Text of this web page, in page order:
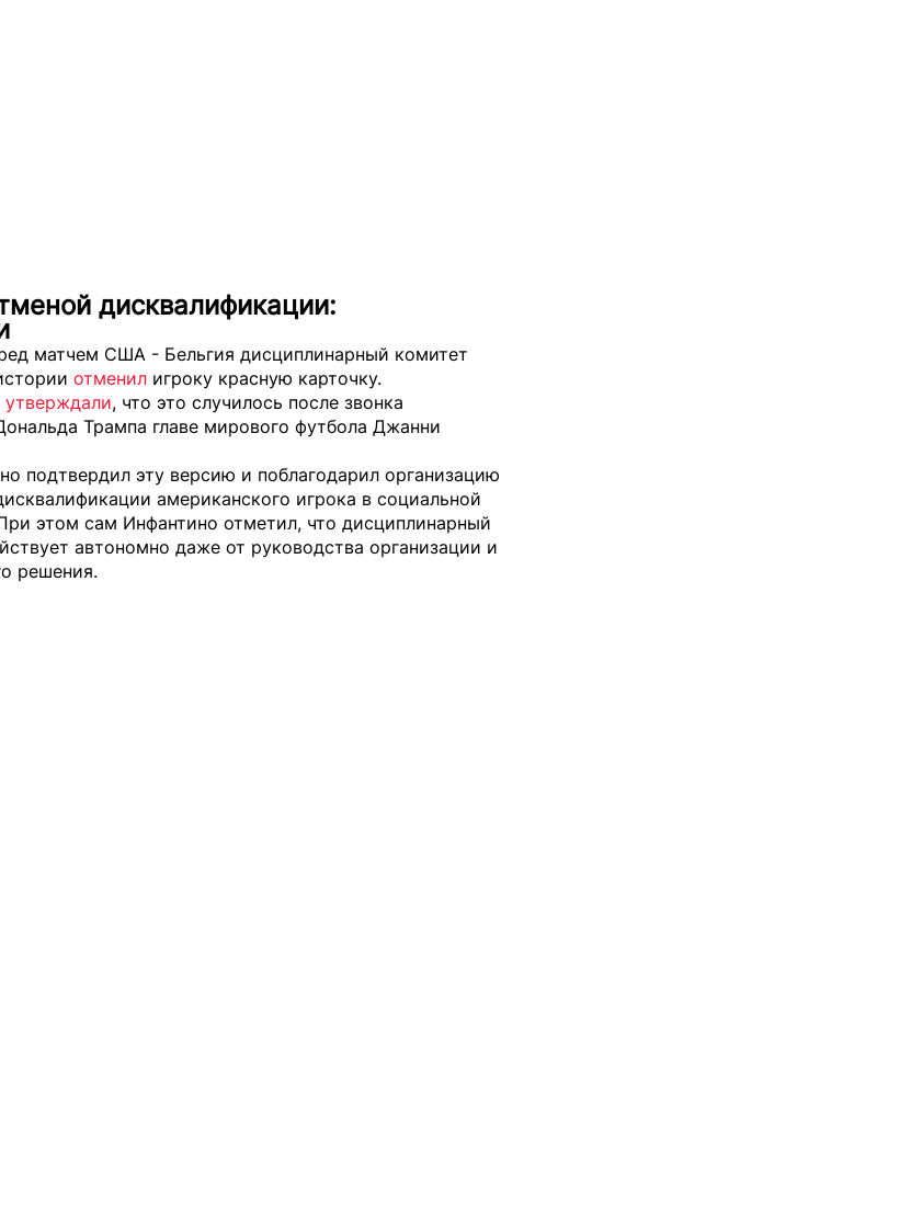
дисквалификации:
матчем США - Бельгия дисциплинарный комитет
отменил игроку красную карточку.
утверждали, что это случилось после звонка
Трампа главе мирового футбола Джанни
подтвердил эту версию и поблагодарил организацию
американского игрока в социальной
этом сам Инфантино отметил, что дисциплинарный
автономно даже от руководства организации и
решения.